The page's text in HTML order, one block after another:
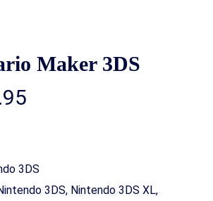
Maker 3DS
Huidige
€12.95.
3DS
3DS, Nintendo 3DS XL,